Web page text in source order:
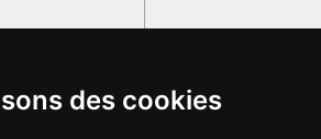
des cookies